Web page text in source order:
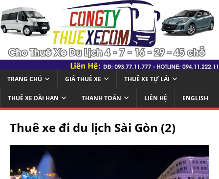
TRANG CHỦ GIÁ THUÊ XE THUÊ XE TỰ LÁI
THUÊ XE DÀI HẠN THANH TOÁN LIÊN HỆ ENGLISH
Thuê xe đi du lịch Sài Gòn (2)